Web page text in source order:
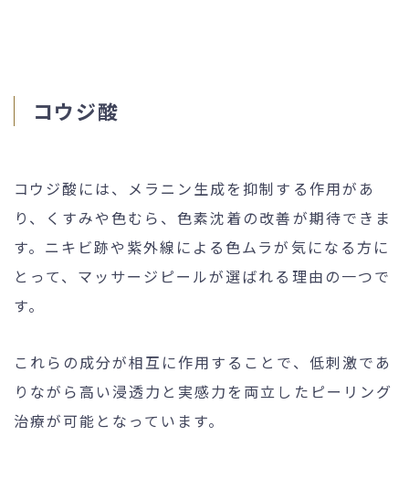
コウジ酸
コウジ酸には、メラニン生成を抑制する作用があ
り、くすみや色むら、色素沈着の改善が期待できま
す。ニキビ跡や紫外線による色ムラが気になる方に
とって、マッサージピールが選ばれる理由の一つで
す。
これらの成分が相互に作用することで、低刺激であ
りながら高い浸透力と実感力を両立したピーリング
治療が可能となっています。